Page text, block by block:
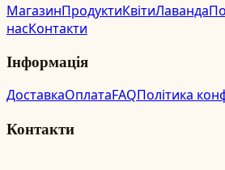
МагазинПродуктиКвітиЛаванда
насКонтакти
Інформація
ДоставкаОплатаFAQПолітика
Контакти